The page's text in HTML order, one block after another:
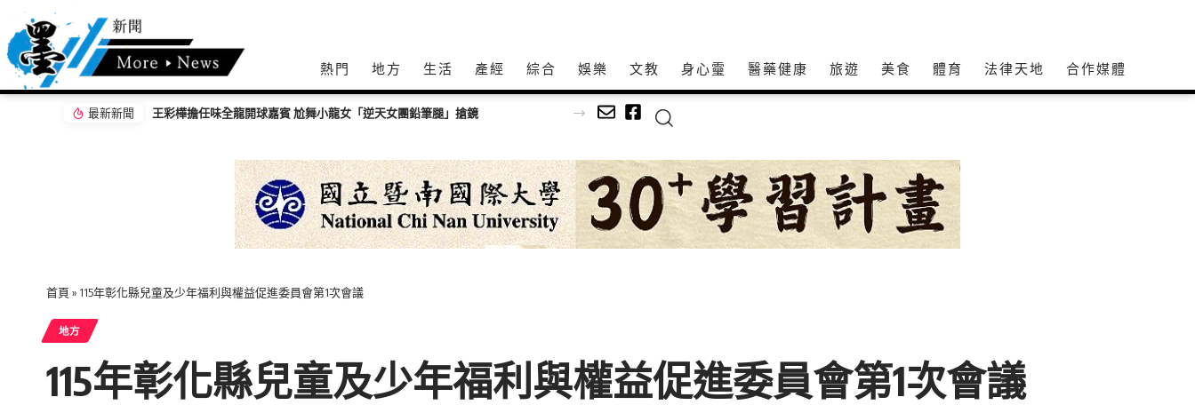
熱門 地方 生活 產經 綜合 娛樂 文教 身心𩆜 醫藥健康 旅遊 美食 體育 法律天地 合作媒體
最新新聞 【百工達人】 從音樂教育到生命陪伴 黛玉老師以生命經驗打造共學平台
首頁 » 115年彰化縣兒童及少年福利與權益促進委員會第1次會議
地方
115年彰化縣兒童及少年福利與權益促進委員會第1次會議